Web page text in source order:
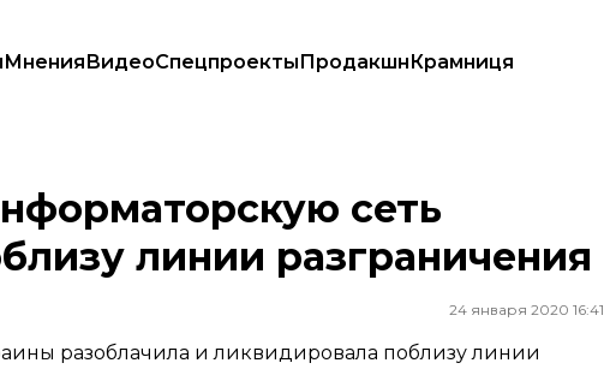
МненияВидеоСпецпроектыПродакшнКрамниця
поблизу линии разграничения
сеть
линии разграничения
24 января 2020 16:41
разоблачила и ликвидировала поблизу линии